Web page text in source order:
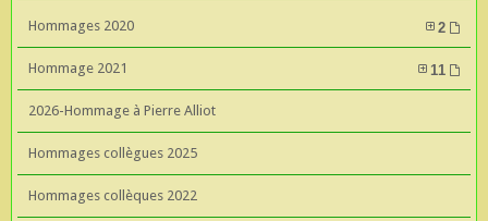
Hommages 2020 2
Hommage 2021 11
2026-Hommage à Pierre Alliot
Hommages collègues 2025
Hommages collèques 2022